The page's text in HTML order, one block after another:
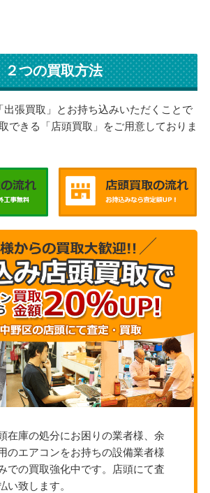
２つの買取方法
出張買取」とお持ち込みいただくことで
できる「店頭買取」をご用意しておりま
在庫の処分にお困りの業者様、余
のエアコンをお持ちの設備業者様
での買取強化中です。店頭にて査
い致します。